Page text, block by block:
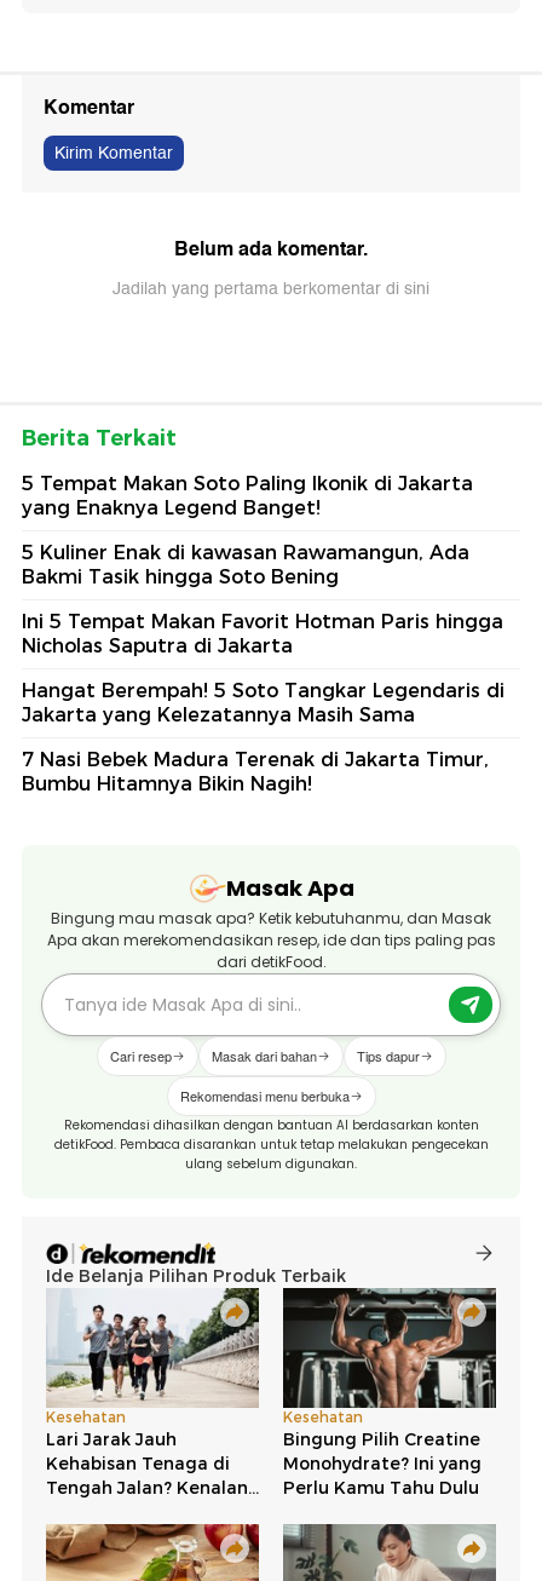
Komentar
Kirim Komentar
Belum ada komentar.
Jadilah yang pertama berkomentar di sini
Berita Terkait
5 Tempat Makan Soto Paling Ikonik di Jakarta
yang Enaknya Legend Banget!
5 Kuliner Enak di kawasan Rawamangun, Ada
Bakmi Tasik hingga Soto Bening
Ini 5 Tempat Makan Favorit Hotman Paris hingga
Nicholas Saputra di Jakarta
Hangat Berempah! 5 Soto Tangkar Legendaris di
Jakarta yang Kelezatannya Masih Sama
7 Nasi Bebek Madura Terenak di Jakarta Timur,
Bumbu Hitamnya Bikin Nagih!
Masak Apa
Bingung mau masak apa? Ketik kebutuhanmu, dan Masak
Apa akan merekomendasikan resep, ide dan tips paling pas
dari detikFood.
Cari resep Masak dari bahan Tips dapur
Rekomendasi menu berbuka
Rekomendasi dihasilkan dengan bantuan AI berdasarkan konten
detikFood. Pembaca disarankan untuk tetap melakukan pengecekan
ulang sebelum digunakan.